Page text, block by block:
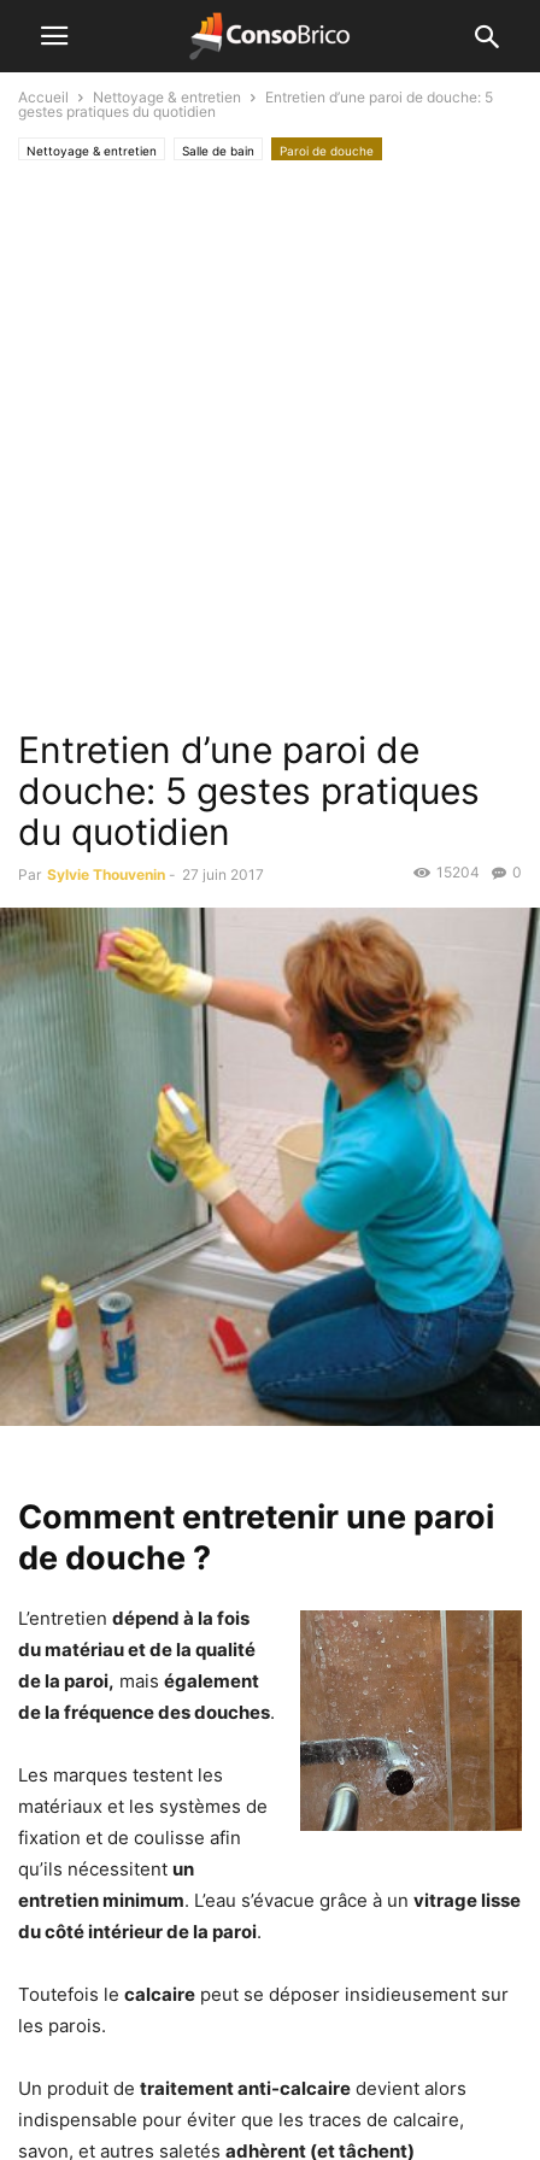
Accueil Nettoyage & entretien
Entretien d’une paroi de douche: 5
gestes pratiques du quotidien
Nettoyage & entretien Salle de bain Paroi de douche
Entretien d’une paroi de
douche: 5 gestes pratiques
du quotidien
Par Sylvie Thouvenin - 27 juin 2017 0
15204
Comment entretenir une paroi
de douche ?
L’entretien dépend à la fois
du matériau et de la qualité
de la paroi, mais également
de la fréquence des douches.
Les marques testent les
matériaux et les systèmes de
fixation et de coulisse afin
qu’ils nécessitent un
entretien minimum. L’eau s’évacue grâce à un vitrage lisse
du côté intérieur de la paroi.
Toutefois le calcaire peut se déposer insidieusement sur
les parois.
Un produit de traitement anti-calcaire devient alors
indispensable pour éviter que les traces de calcaire,
savon, et autres saletés adhèrent (et tâchent)